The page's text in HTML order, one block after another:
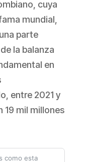
cuya
mundial,
parte
la balanza
en
entre 2021 y
19 mil millones